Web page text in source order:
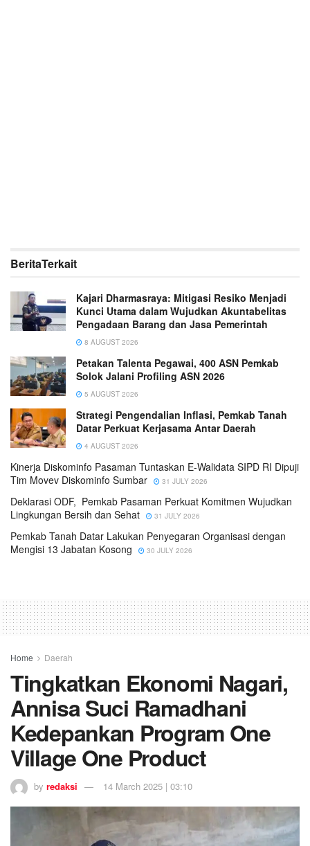
BeritaTerkait
Kajari Dharmasraya: Mitigasi Resiko Menjadi
Kunci Utama dalam Wujudkan Akuntabelitas
Pengadaan Barang dan Jasa Pemerintah
8 AUGUST 2026
Petakan Talenta Pegawai, 400 ASN Pemkab
Solok Jalani Profiling ASN 2026
5 AUGUST 2026
Strategi Pengendalian Inflasi, Pemkab Tanah
Datar Perkuat Kerjasama Antar Daerah
4 AUGUST 2026
Kinerja Diskominfo Pasaman Tuntaskan E-Walidata SIPD RI Dipuji
Tim Movev Diskominfo Sumbar
31 JULY 2026
Deklarasi ODF, Pemkab Pasaman Perkuat Komitmen Wujudkan
Lingkungan Bersih dan Sehat
31 JULY 2026
Pemkab Tanah Datar Lakukan Penyegaran Organisasi dengan
Mengisi 13 Jabatan Kosong
30 JULY 2026
Home Daerah
Tingkatkan Ekonomi Nagari,
Annisa Suci Ramadhani
Kedepankan Program One
Village One Product
by redaksi 14 March 2025 | 03:10